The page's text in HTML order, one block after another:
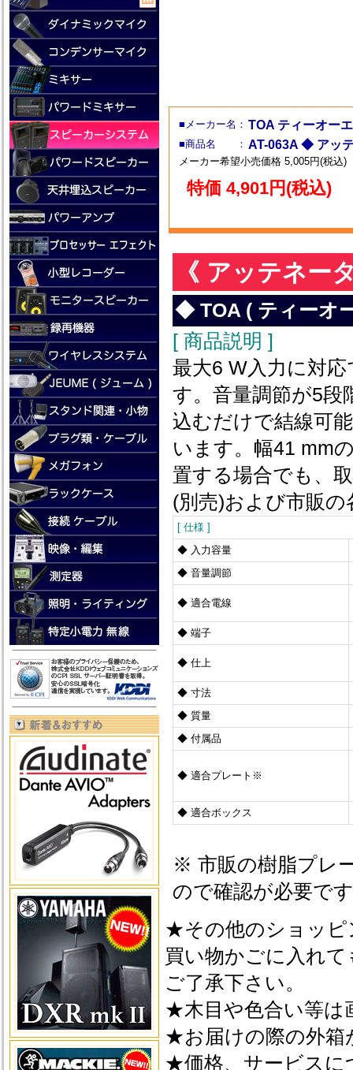
■メーカー名： TOA ティーオー
■商品名 ： AT-063A ◆ アッ
メーカー希望小売価格 5,005円(税込)
特価 4,901円(税込)
《 アッテネー
◆ TOA ( ティーオ
[ 商品説明 ]
最大6 W入力に対
す。音量調節が5段
込むだけで結線可
います。幅41 mm
置する場合でも、
(別売)および市販
[ 仕様 ]
◆ 入力容量
◆ 音量調節
◆ 適合電線
◆ 端子
◆ 仕上
◆ 寸法
◆ 質量
◆ 付属品
◆ 適合プレート※
◆ 適合ボックス
※ 市販の樹脂プレ
ので確認が必要で
★その他のショッピ
買い物かごに入れ
ご了承下さい。
★木目や色合い等は
★お届けの際の外箱
★価格、サービスに